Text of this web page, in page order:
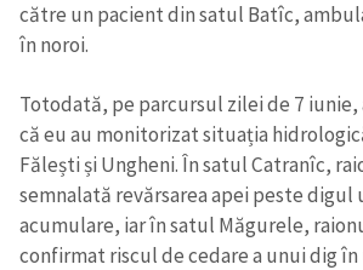
către un pacient din satul Batîc,
în noroi.
Totodată, pe parcursul zilei de 7
că eu au monitorizat situația
Fălești și Ungheni. În satul Catranîc,
semnalată revărsarea apei peste digul
acumulare, iar în satul Măgurele,
confirmat riscul de cedare a unui dig în